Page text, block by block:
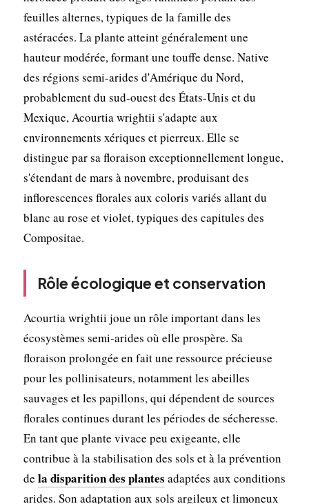
feuilles alternes, typiques de la famille des
astéracées. La plante atteint généralement une
hauteur modérée, formant une touffe dense. Native
des régions semi-arides d'Amérique du Nord,
probablement du sud-ouest des États-Unis et du
Mexique, Acourtia wrightii s'adapte aux
environnements xériques et pierreux. Elle se
distingue par sa floraison exceptionnellement longue,
s'étendant de mars à novembre, produisant des
inflorescences florales aux coloris variés allant du
blanc au rose et violet, typiques des capitules des
Compositae.
Rôle écologique et conservation
Acourtia wrightii joue un rôle important dans les
écosystèmes semi-arides où elle prospère. Sa
floraison prolongée en fait une ressource précieuse
pour les pollinisateurs, notamment les abeilles
sauvages et les papillons, qui dépendent de sources
florales continues durant les périodes de sécheresse.
En tant que plante vivace peu exigeante, elle
contribue à la stabilisation des sols et à la prévention
de la disparition des plantes adaptées aux conditions
arides. Son adaptation aux sols argileux et limoneux